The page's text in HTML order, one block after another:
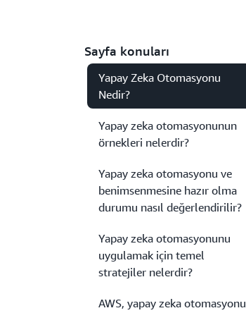
Sayfa konuları
Yapay Zeka Otomasyonu
Nedir?
Yapay zeka otomasyonunun
örnekleri nelerdir?
Yapay zeka otomasyonu ve
benimsenmesine hazır olma
durumu nasıl değerlendirilir?
Yapay zeka otomasyonunu
uygulamak için temel
stratejiler nelerdir?
AWS, yapay zeka otomasyonu